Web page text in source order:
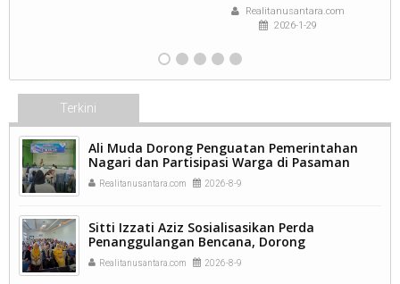
Realitanusantara.com
2026-1-29
Terkini
Ali Muda Dorong Penguatan Pemerintahan
Nagari dan Partisipasi Warga di Pasaman
Barat.
Realitanusantara.com 2026-8-9
Sitti Izzati Aziz Sosialisasikan Perda
Penanggulangan Bencana, Dorong
Masyarakat Ketaping Perkuat Kesiapsiagaan.
Realitanusantara.com 2026-8-9